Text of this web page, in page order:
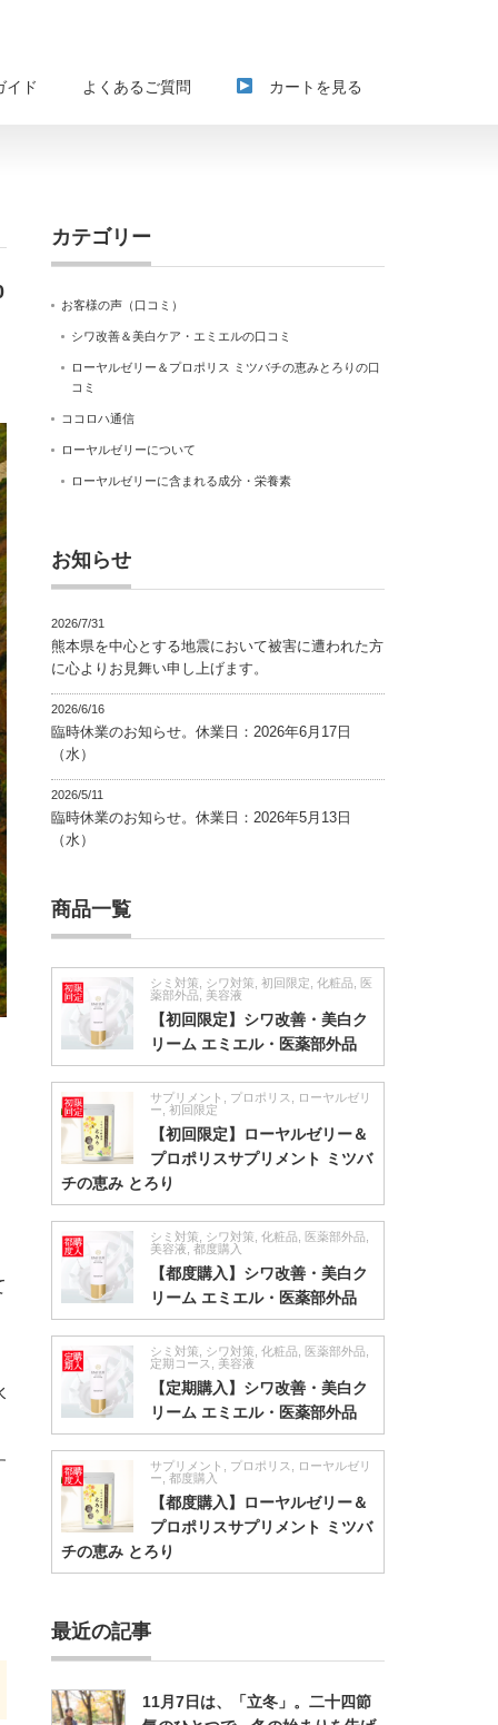
イド よくあるご質問 カートを見る
カテゴリー
お客様の声（口コミ）
シワ改善＆美白ケア・エミエルの口コミ
ローヤルゼリー＆プロポリス ミツバチの恵みとろりの口
コミ
ココロハ通信
ローヤルゼリーについて
ローヤルゼリーに含まれる成分・栄養素
お知らせ
2026/7/31
熊本県を中心とする地震において被害に遭われた方
に心よりお見舞い申し上げます。
2026/6/16
臨時休業のお知らせ。休業日：2026年6月17日
（水）
2026/5/11
臨時休業のお知らせ。休業日：2026年5月13日
（水）
商品一覧
シミ対策 シワ対策 初回限定 化粧品
医
薬部外品
美容液
【初回限定】シワ改善・美白ク
リーム エミエル・医薬部外品
サプリメント プロポリス
ローヤルゼリ
ー 初回限定
【初回限定】ローヤルゼリー＆
プロポリスサプリメント ミツバ
チの恵み とろり
シミ対策 シワ対策 化粧品 医薬部外品
美容液 都度購入
【都度購入】シワ改善・美白ク
リーム エミエル・医薬部外品
シミ対策 シワ対策 化粧品 医薬部外品
定期コース
美容液
【定期購入】シワ改善・美白ク
リーム エミエル・医薬部外品
サプリメント プロポリス
ローヤルゼリ
ー 都度購入
【都度購入】ローヤルゼリー＆
プロポリスサプリメント ミツバ
チの恵み とろり
最近の記事
11月7日は、「立冬」。二十四節